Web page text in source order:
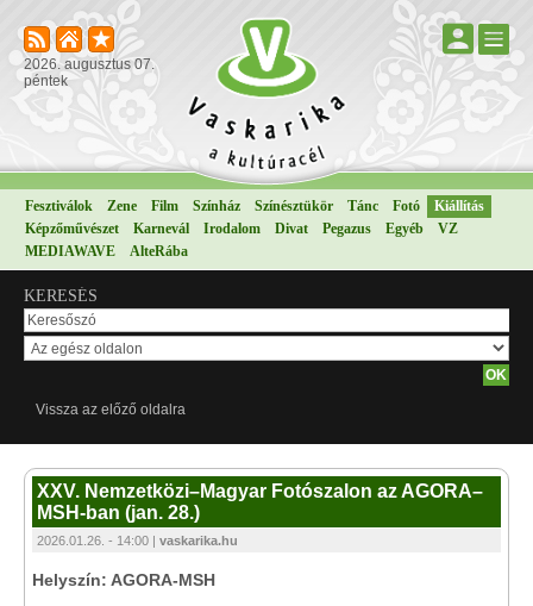
2026. augusztus 07.
péntek
Fesztiválok Zene Film Színház Színésztükör Tánc Fotó
Kiállítás
Képzőművészet
Karnevál Irodalom Divat Pegazus Egyéb
VZ
MEDIAWAVE
AlteRába
KERESÉS
Vissza az előző oldalra
XXV. Nemzetközi–Magyar Fotószalon az AGORA–
MSH-ban (jan. 28.)
2026.01.26. - 14:00 | vaskarika.hu
Helyszín: AGORA-MSH